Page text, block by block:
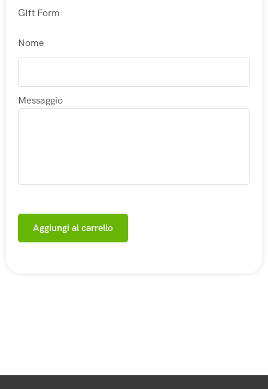
GIft Form
Nome
Messaggio
Aggiungi al carrello